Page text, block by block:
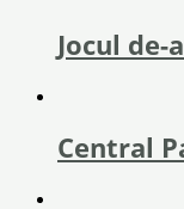
Jocul de-
Central